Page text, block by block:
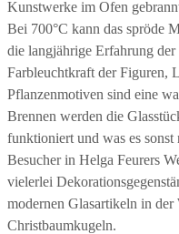
Kunstwerke im Ofen
Bei 700°C kann das spröde
die langjährige Erfahrung
Farbleuchtkraft der Figuren,
Pflanzenmotiven sind eine
Brennen werden die
funktioniert und was es sonst
Besucher in Helga Feurers
vielerlei
modernen Glasartikeln in der
Christbaumkugeln.